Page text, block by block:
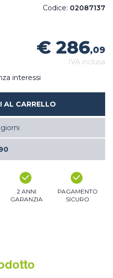
Codice: 02087137
€ 286,09
IVA inclusa
interessi
AL CARRELLO
2 ANNI
GARANZIA
PAGAMENTO
SICURO